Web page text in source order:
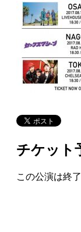
チケット
この公演は終